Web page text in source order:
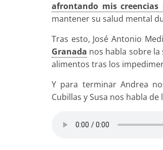
afrontando mis creencias
mantener su salud mental
Tras esto, José Antonio
Granada nos habla sobre
alimentos tras los
Y para terminar Andrea
Cubillas y Susa nos habla